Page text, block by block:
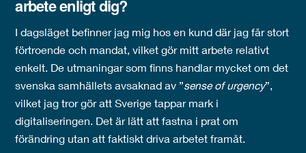
arbete enligt dig?
I dagsläget befinner jag mig hos en kund där jag får stort
förtroende och mandat, vilket gör mitt arbete relativt
enkelt. De utmaningar som finns handlar mycket om det
svenska samhällets avsaknad av ”sense of urgency”,
vilket jag tror gör att Sverige tappar mark i
digitaliseringen. Det är lätt att fastna i prat om
förändring utan att faktiskt driva arbetet framåt.